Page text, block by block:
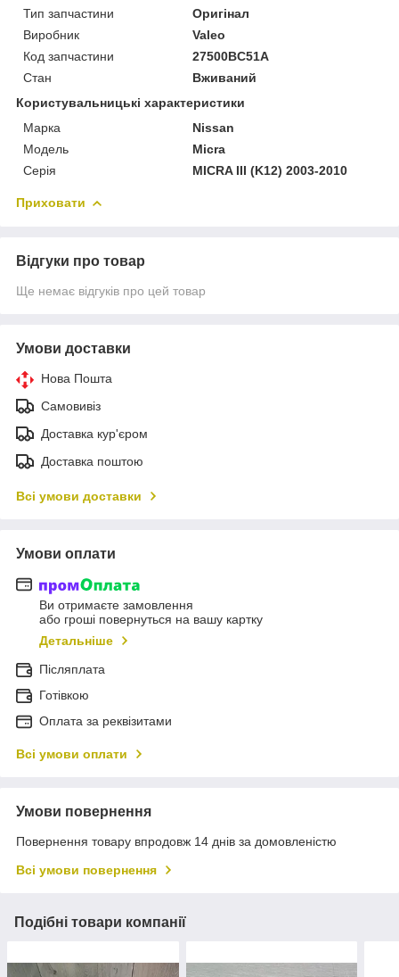
Тип запчастини
Оригінал
Виробник
Valeo
Код запчастини
27500BC51A
Стан
Вживаний
Користувальницькі характеристики
Марка
Nissan
Модель
Micra
Серія
MICRA III (K12) 2003-2010
Приховати
Відгуки про товар
Ще немає відгуків про цей товар
Умови доставки
Нова Пошта
Самовивіз
Доставка кур'єром
Доставка поштою
Всі умови доставки
Умови оплати
Ви отримаєте замовлення
або гроші повернуться на вашу картку
Детальніше
Післяплата
Готівкою
Оплата за реквізитами
Всі умови оплати
Умови повернення
Повернення товару впродовж 14 днів за домовленістю
Всі умови повернення
Подібні товари компанії